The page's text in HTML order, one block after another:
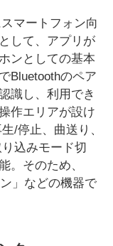
マートフォン向
して、アプリが
ンとしての基本
Bluetoothのペア
識し、利用でき
作エリアが設け
/停止、曲送り、
込みモード切
。そのため、
」などの機器で